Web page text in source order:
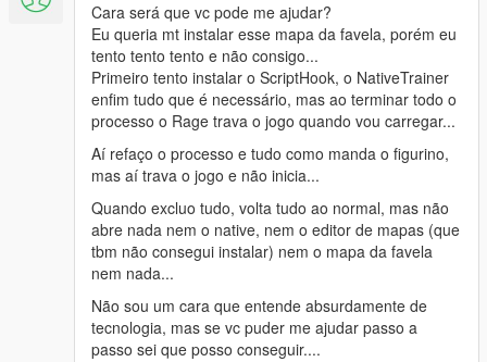
Cara será que vc pode me ajudar?
Eu queria mt instalar esse mapa da favela, porém eu
tento tento tento e não consigo...
Primeiro tento instalar o ScriptHook, o NativeTrainer
enfim tudo que é necessário, mas ao terminar todo o
processo o Rage trava o jogo quando vou carregar...
Aí refaço o processo e tudo como manda o figurino,
mas aí trava o jogo e não inicia...
Quando excluo tudo, volta tudo ao normal, mas não
abre nada nem o native, nem o editor de mapas (que
tbm não consegui instalar) nem o mapa da favela
nem nada...
Não sou um cara que entende absurdamente de
tecnologia, mas se vc puder me ajudar passo a
passo sei que posso conseguir....